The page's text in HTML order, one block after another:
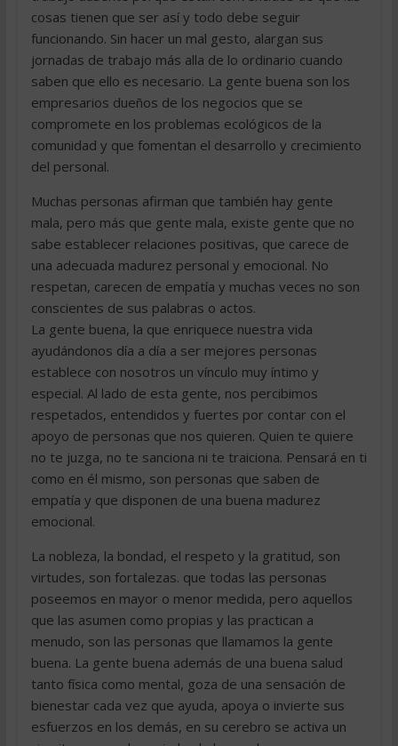
cosas tienen que ser así y todo debe seguir
funcionando. Sin hacer un mal gesto, alargan sus
jornadas de trabajo más alla de lo ordinario cuando
saben que ello es necesario. La gente buena son los
empresarios dueños de los negocios que se
compromete en los problemas ecológicos de la
comunidad y que fomentan el desarrollo y crecimiento
del personal.
Muchas personas afirman que también hay gente
mala, pero más que gente mala, existe gente que no
sabe establecer relaciones positivas, que carece de
una adecuada madurez personal y emocional. No
respetan, carecen de empatía y muchas veces no son
conscientes de sus palabras o actos.
La gente buena, la que enriquece nuestra vida
ayudándonos día a día a ser mejores personas
establece con nosotros un vínculo muy íntimo y
especial. Al lado de esta gente, nos percibimos
respetados, entendidos y fuertes por contar con el
apoyo de personas que nos quieren. Quien te quiere
no te juzga, no te sanciona ni te traiciona. Pensará en ti
como en él mismo, son personas que saben de
empatía y que disponen de una buena madurez
emocional.
La nobleza, la bondad, el respeto y la gratitud, son
virtudes, son fortalezas. que todas las personas
poseemos en mayor o menor medida, pero aquellos
que las asumen como propias y las practican a
menudo, son las personas que llamamos la gente
buena. La gente buena además de una buena salud
tanto física como mental, goza de una sensación de
bienestar cada vez que ayuda, apoya o invierte sus
esfuerzos en los demás, en su cerebro se activa un